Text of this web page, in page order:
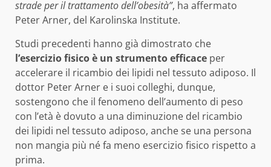
strade per il trattamento dell’obesità”, ha affermato
Peter Arner, del Karolinska Institute.
Studi precedenti hanno già dimostrato che
l’esercizio fisico è un strumento efficace per
accelerare il ricambio dei lipidi nel tessuto adiposo. Il
dottor Peter Arner e i suoi colleghi, dunque,
sostengono che il fenomeno dell’aumento di peso
con l’età è dovuto a una diminuzione del ricambio
dei lipidi nel tessuto adiposo, anche se una persona
non mangia più né fa meno esercizio fisico rispetto a
prima.